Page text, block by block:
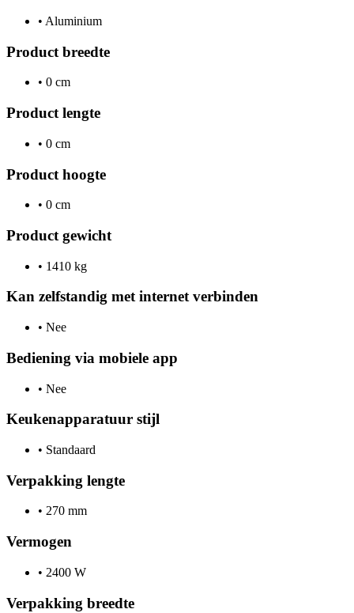
• Aluminium
Product breedte
• 0 cm
Product lengte
• 0 cm
Product hoogte
• 0 cm
Product gewicht
• 1410 kg
Kan zelfstandig met internet verbinden
• Nee
Bediening via mobiele app
• Nee
Keukenapparatuur stijl
• Standaard
Verpakking lengte
• 270 mm
Vermogen
• 2400 W
Verpakking breedte